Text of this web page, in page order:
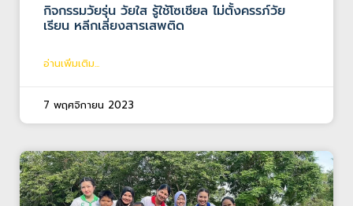
กิจกรรมวัยรุ่น วัยใส รู้ใช้โซเชียล ไม่ตั้งครรภ์วัย
เรียน หลีกเลี่ยงสารเสพติด
อ่านเพิ่มเติม...
7 พฤศจิกายน 2023